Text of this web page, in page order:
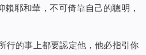
賴耶和華，不可倚靠自己的聰明，
行的事上都要認定他，他必指引你